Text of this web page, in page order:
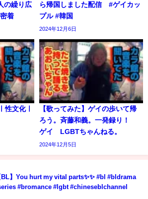
の繰り広
着
ら帰国しました配信 #ゲイカッ
プル #韓国
2024年12月6日
性文化ㅣ
【歌ってみた】ゲイの歩いて帰
ろう。斉藤和義。一発録り！
ゲイ LGBTちゃんねる。
2024年12月5日
】You hurt my vital parts✨✨ #bl #bldrama
#bromance #lgbt #chineseblchannel